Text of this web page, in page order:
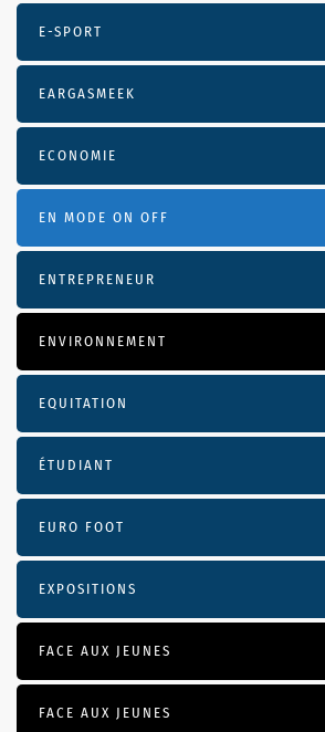
E-SPORT
EARGASMEEK
ECONOMIE
EN MODE ON OFF
ENTREPRENEUR
ENVIRONNEMENT
EQUITATION
ÉTUDIANT
EURO FOOT
EXPOSITIONS
FACE AUX JEUNES
FACE AUX JEUNES